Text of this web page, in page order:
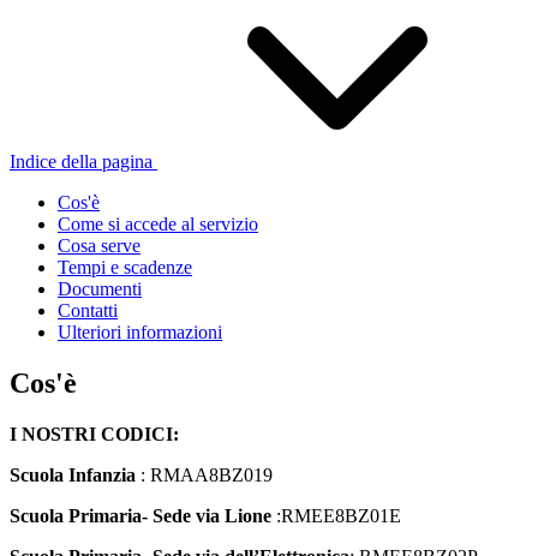
Indice della pagina
Cos'è
Come si accede al servizio
Cosa serve
Tempi e scadenze
Documenti
Contatti
Ulteriori informazioni
Cos'è
I NOSTRI CODICI:
Scuola Infanzia : RMAA8BZ019
Scuola Primaria- Sede via Lione :RMEE8BZ01E